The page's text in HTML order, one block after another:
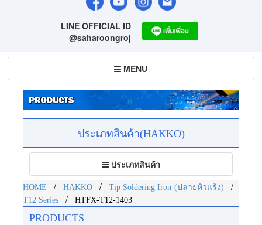
LINE OFFICIAL ID
@saharoongroj
Toggle
navigation
MENU
ประเภทสินค้า(HAKKO)
Toggle
navigation
ประเภทสินค้า
HOME / HAKKO / Tip Soldering Iron-(ปลายหัวแร้ง) /
T12 Series / HTFX-T12-1403
PRODUCTS